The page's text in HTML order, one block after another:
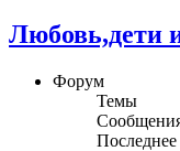
Любовь,дети
Форум
Темы